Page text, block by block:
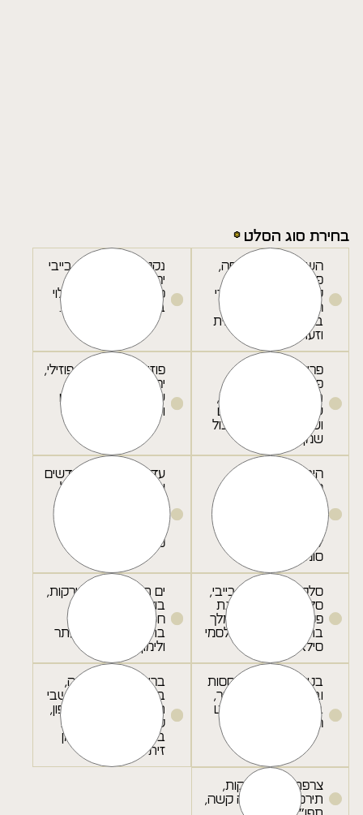
בחירת סוג הסלט
השכונה - מצע חסה,
פלפלים צבעוניים,
קולורבי, נבטים, גרגירי
חומוס, פטרוזיליה
בתיבול טחינה לימונית
וזעתר
נקטרין - מיקס עלי בייבי
ירוקים, מקלות גזר,
פירות העונה, קשיו קלוי
בתיבול סילאן בלסמי.
פריקי - פריקה,
פטרוזיליה, כוסברה,
נענע, סלרי, בצל ירוק,
עגבניות שרי, צימוקים
ושקדים קלויים בתיבול
שמן זית ולימון.
פוזילי קר - פסטת פוזילי,
ירקות קלויים, זיתים
שחורים בתיבול פסטו
ושמן זית.
הינדי - כרוב לבן,
חמוציות, זרעי כמון,
לימוני, מייפל ושמן
סומסום.
עדשים וקינואה - עדשים
שחורות, קינואה, בצל
ירוק, בצל סגול, צנונית,
טחינה.
סלקא - מצע עלי בייבי,
סלקים, אגסים, גבינת
פטה קרועה, אגוזי מלך
בתיבול מלח גס, בלסמי
סילאן ושמן זית.
ים תיכוני - מבחר ירקות,
בולגרית, בצל סגול,
חסה, זיתים שחורים
בתיבול שמן זית,זעתר
ולימון.
בטטות - קוקטייל חסות
ובטטות אפויות בתנור,
בוטנים בתיבול ויניגרט
הדרים.
בריאות - מצע חסה,
בורגול, בצל סגול, עשבי
תיבול, עגבנייה, מלפפון,
קוביות פטה וחמוציות
בתיבול רענן של שמן
זית ולימון.
צרפתי - לקט ירקות,
תירס, טונה, ביצה קשה,